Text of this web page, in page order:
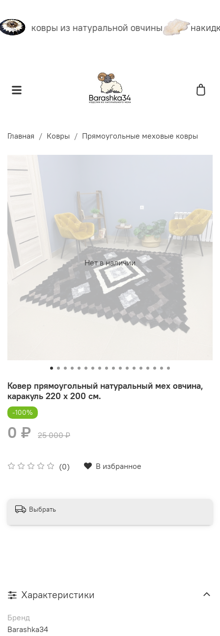
ковры из натуральной овчины
Главная Ковры Прямоугольные меховые ковры
Нет в наличии
Ковер прямоугольный натуральный мех овчина,
каракуль 220 х 200 см.
(0) В избранное
-100%
0 ₽ 25 000 ₽
Выбрать
Характеристики
Бренд
Barashka34